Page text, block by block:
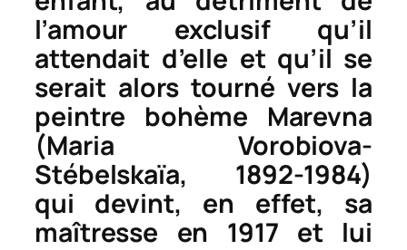
l’amour exclusif qu’il
attendait d’elle et qu’il se
serait alors tourné vers la
peintre bohème Marevna
(Maria Vorobiova-
Stébelskaïa, 1892-1984)
qui devint, en effet, sa
maîtresse en 1917 et lui